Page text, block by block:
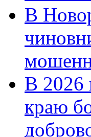
В
В 2026
краю